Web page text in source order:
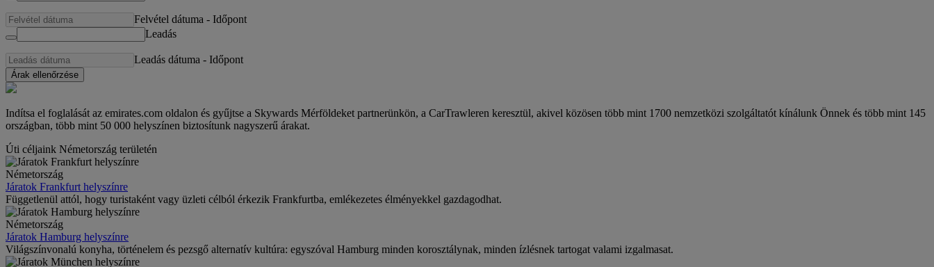
Felvétel dátuma - Időpont
Leadás
Leadás dátuma - Időpont
Árak ellenőrzése
Indítsa el foglalását az emirates.com oldalon és gyűjtse a Skywards Mérföldeket partnerünkön, a CarTrawleren keresztül, akivel közösen több mint 1700 nemzetközi szolgáltatót kínálunk Önnek és több mint 145
országban, több mint 50 000 helyszínen biztosítunk nagyszerű árakat.
Úti céljaink Németország területén
Németország
Járatok Frankfurt helyszínre
Függetlenül attól, hogy turistaként vagy üzleti célból érkezik Frankfurtba, emlékezetes élményekkel gazdagodhat.
Németország
Járatok Hamburg helyszínre
Világszínvonalú konyha, történelem és pezsgő alternatív kultúra: egyszóval Hamburg minden korosztálynak, minden ízlésnek tartogat valami izgalmasat.